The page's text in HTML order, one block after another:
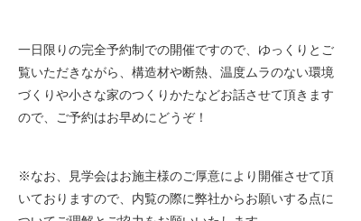
一日限りの完全予約制での開催ですので、ゆっくりとご
覧いただきながら、構造材や断熱、温度ムラのない環境
づくりや小さな家のつくりかたなどお話させて頂きます
ので、ご予約はお早めにどうぞ！
※なお、見学会はお施主様のご厚意により開催させて頂
いておりますので、内覧の際に弊社からお願いする点に